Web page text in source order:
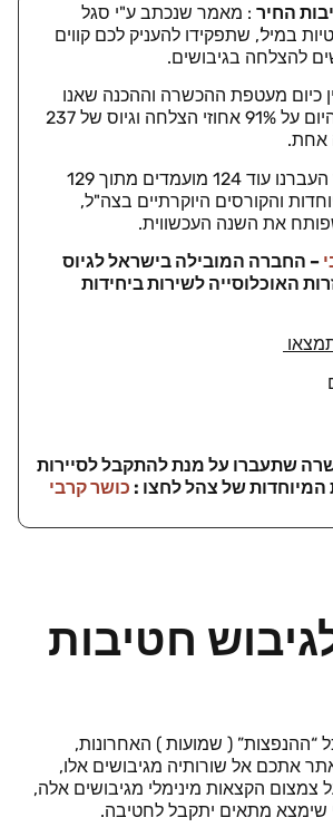
החיר : מאמר שנכתב ע"י סגל
במיל', שתפקידו להעניק לכם קווים
להצלחה בגיבושים.
כיום מעטפת ההכשרה וההכנה שאנו
מספקים אחראית היום על 91% אחוזי הצלחה וגיוס של 237
אחת.
כי מאז העברנו עוד 124 מועמדים מתוך 129
והקורסים היוקרתיים בצה"ל,
את השנה העכשווית.
– החברה המובילה בישראל לגיוס
האוכלוסייה לשירות ביחידות
שתעברו על מנת להתקבל לסיירות
המיוחדות של צהל לחצו : כושר קרבי
חטיבות
“ההנפצות” ( שמועות ) האחרונות,
אתכם אל שורותיה מגיבושים אלו,
צמצום הקצאות מינימלי מגיבושים אלה,
שימצא מתאים יתקבל לחטיבה.